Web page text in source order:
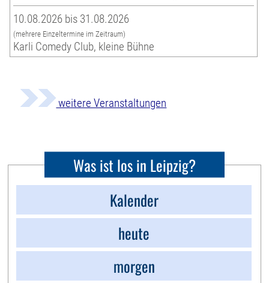
10.08.2026 bis 31.08.2026
(mehrere Einzeltermine im Zeitraum)
Karli Comedy Club, kleine Bühne
weitere Veranstaltungen
Was ist los in Leipzig?
Kalender
heute
morgen